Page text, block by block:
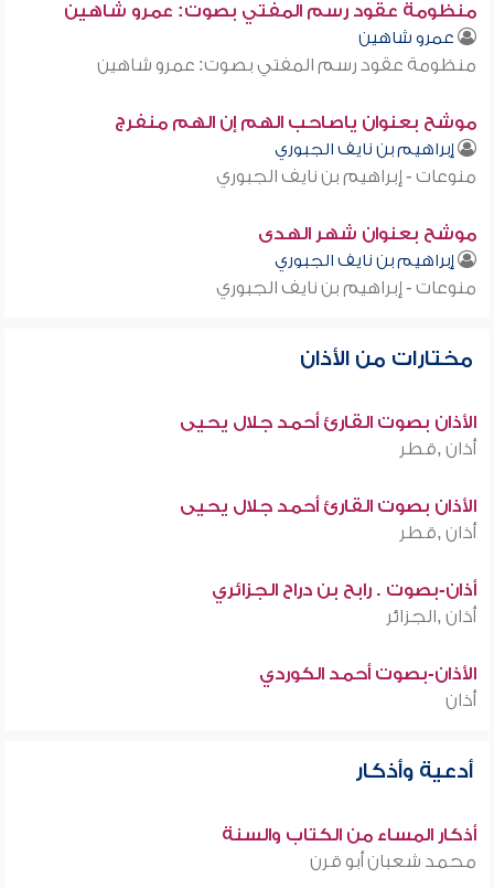
منظومة عقود رسم المفتي بصوت: عمرو شاهين
عمرو شاهين
منظومة عقود رسم المفتي بصوت: عمرو شاهين
موشح بعنوان ياصاحب الهم إن الهم منفرج
إبراهيم بن نايف الجبوري
منوعات - إبراهيم بن نايف الجبوري
موشح بعنوان شهر الهدى
إبراهيم بن نايف الجبوري
منوعات - إبراهيم بن نايف الجبوري
مختارات من الأذان
الأذان بصوت القارئ أحمد جلال يحيى
أذان ,قطر
الأذان بصوت القارئ أحمد جلال يحيى
أذان ,قطر
أذان-بصوت . رابح بن دراح الجزائري
أذان ,الجزائر
الأذان-بصوت أحمد الكوردي
أذان
أدعية وأذكار
أذكار المساء من الكتاب والسنة
محمد شعبان أبو قرن